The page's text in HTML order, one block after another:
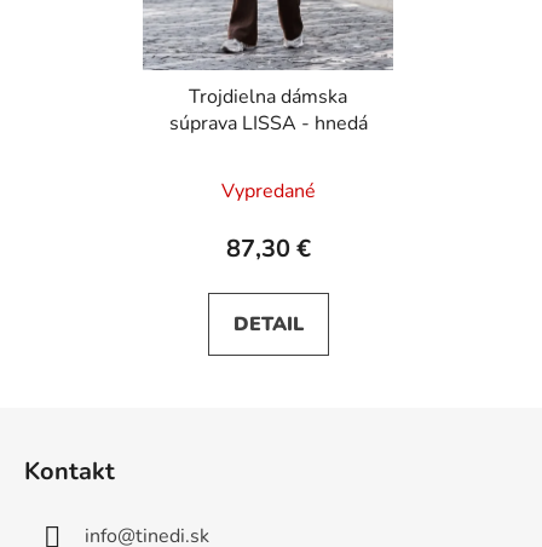
Trojdielna dámska
súprava LISSA - hnedá
Vypredané
87,30 €
DETAIL
Kontakt
info@tinedi.sk